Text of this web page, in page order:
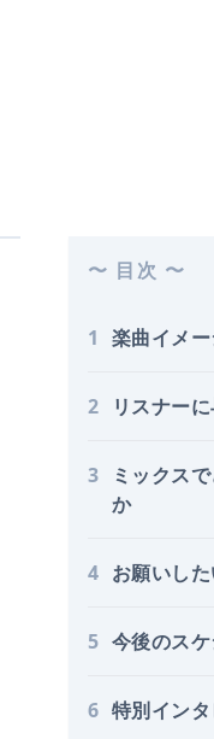
〜 目次 〜
1 楽曲イメ
2 リスナー
3
ミックス
か
4 お願いし
5 今後のス
6 特別イン